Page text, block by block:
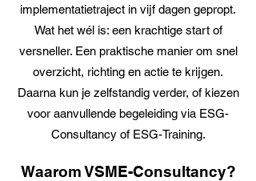
implementatietraject in vijf dagen gepropt.
Wat het wél is: een krachtige start of
versneller. Een praktische manier om snel
overzicht, richting en actie te krijgen.
Daarna kun je zelfstandig verder, of kiezen
voor aanvullende begeleiding via ESG-
Consultancy of ESG-Training.
Waarom VSME-Consultancy?